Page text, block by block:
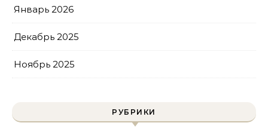
Январь 2026
Декабрь 2025
Ноябрь 2025
РУБРИКИ